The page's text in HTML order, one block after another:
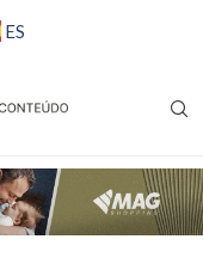
ES